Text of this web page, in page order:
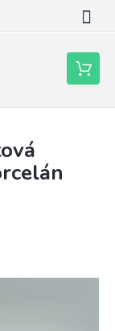
Nákupní
košík